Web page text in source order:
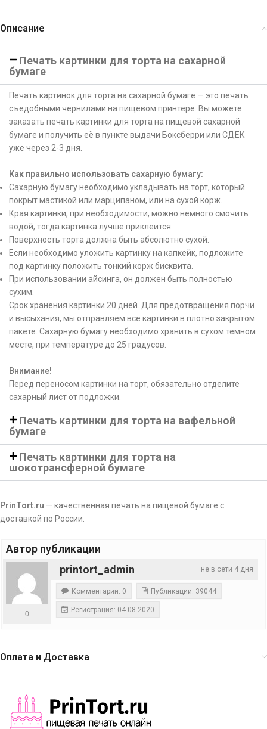
Описание
Печать картинки для торта на сахарной
бумаге
Печать картинок для торта на сахарной бумаге — это печать
съедобными чернилами на пищевом принтере. Вы можете
заказать печать картинки для торта на пищевой сахарной
бумаге и получить её в пункте выдачи Боксберри или СДЕК
уже через 2-3 дня.
Как правильно использовать сахарную бумагу:
Сахарную бумагу необходимо укладывать на торт, который
покрыт мастикой или марципаном, или на сухой корж.
Края картинки, при необходимости, можно немного смочить
водой, тогда картинка лучше приклеится.
Поверхность торта должна быть абсолютно сухой.
Если необходимо уложить картинку на капкейк, подложите
под картинку положить тонкий корж бисквита.
При использовании айсинга, он должен быть полностью
сухим.
Срок хранения картинки 20 дней. Для предотвращения порчи
и высыхания, мы отправляем все картинки в плотно закрытом
пакете. Сахарную бумагу необходимо хранить в сухом темном
месте, при температуре до 25 градусов.
Внимание!
Перед переносом картинки на торт, обязательно отделите
сахарный лист от подложки.
Печать картинки для торта на вафельной
бумаге
Печать картинки для торта на
шокотрансферной бумаге
PrinTort.ru — качественная печать на пищевой бумаге с
доставкой по России.
Автор публикации
не в сети 4 дня
printort_admin
0
Комментарии: 0 Публикации: 39044
Регистрация: 04-08-2020
Оплата и Доставка